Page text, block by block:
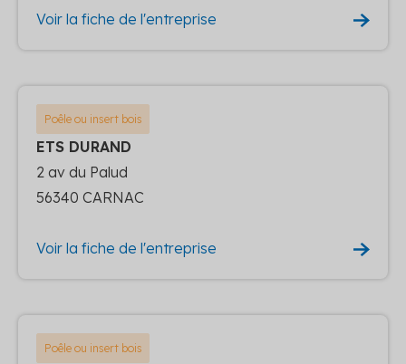
Voir la fiche de l'entreprise
Poêle ou insert bois
ETS DURAND
2 av du Palud
56340 CARNAC
Voir la fiche de l'entreprise
Poêle ou insert bois